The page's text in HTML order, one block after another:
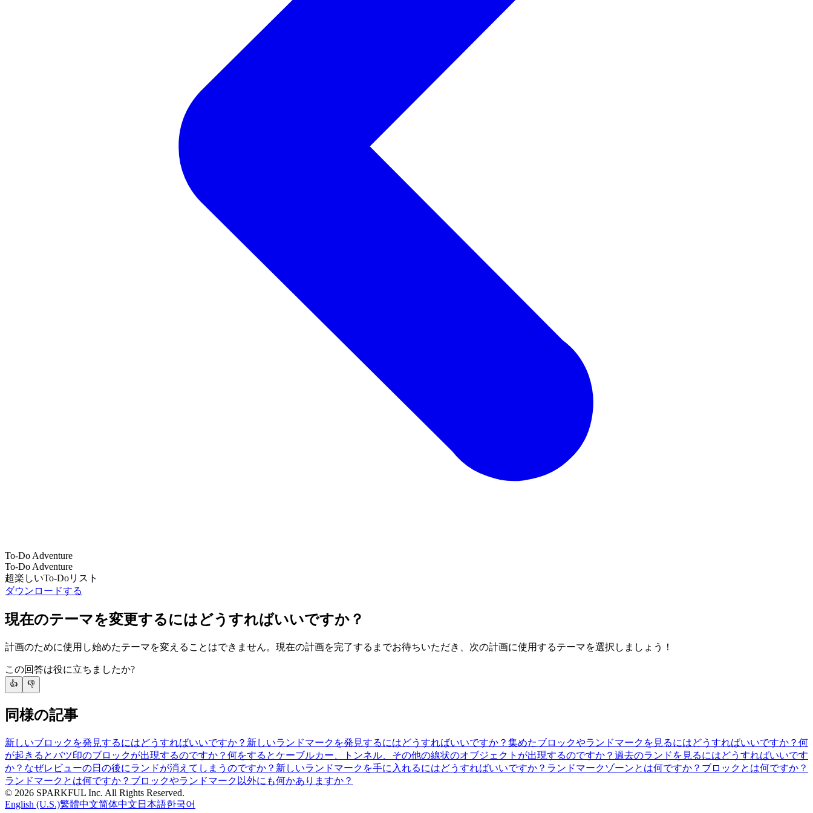
To-Do Adventure
To-Do Adventure
超楽しいTo-Doリスト
ダウンロードする
現在のテーマを変更するにはどうすればいいですか？
計画のために使用し始めたテーマを変えることはできません。現在の計画を完了するまでお待ちいただき、次の計画に使用するテーマを選択しましょう！
この回答は役に立ちましたか?
👍 👎
同様の記事
新しいブロックを発見するにはどうすればいいですか？ 新しいランドマークを発見するにはどうすればいいですか？ 集めたブロックやランドマークを見るにはどうすればいいですか？ 何
が起きるとバツ印のブロックが出現するのですか？ 何をするとケーブルカー、トンネル、その他の線状のオブジェクトが出現するのですか？ 過去のランドを見るにはどうすればいいです
か？ なぜレビューの日の後にランドが消えてしまうのですか？ 新しいランドマークを手に入れるにはどうすればいいですか？ ランドマークゾーンとは何ですか？ ブロックとは何ですか？
ランドマークとは何ですか？ ブロックやランドマーク以外にも何かありますか？
© 2026 SPARKFUL Inc. All Rights Reserved.
English (U.S.)繁體中文简体中文 日本語한국어